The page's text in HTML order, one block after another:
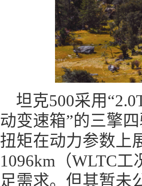
坦克500采用
动变速箱”的三擎
扭矩在动力参数上
1096km（WLTC
足需求。但其暂未